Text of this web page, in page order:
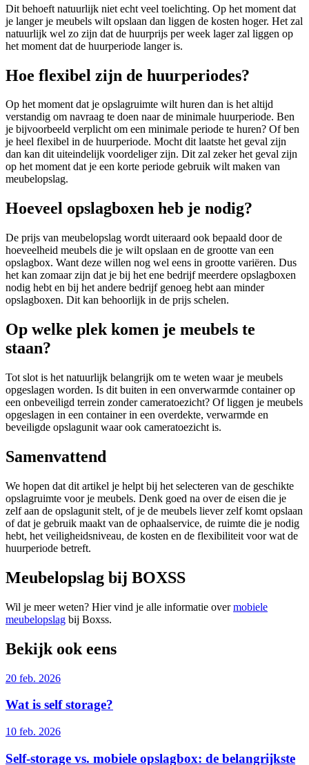
Dit behoeft natuurlijk niet echt veel toelichting. Op het moment dat
je langer je meubels wilt opslaan dan liggen de kosten hoger. Het zal
natuurlijk wel zo zijn dat de huurprijs per week lager zal liggen op
het moment dat de huurperiode langer is.
Hoe flexibel zijn de huurperiodes?
Op het moment dat je opslagruimte wilt huren dan is het altijd
verstandig om navraag te doen naar de minimale huurperiode. Ben
je bijvoorbeeld verplicht om een minimale periode te huren? Of ben
je heel flexibel in de huurperiode. Mocht dit laatste het geval zijn
dan kan dit uiteindelijk voordeliger zijn. Dit zal zeker het geval zijn
op het moment dat je een korte periode gebruik wilt maken van
meubelopslag.
Hoeveel opslagboxen heb je nodig?
De prijs van meubelopslag wordt uiteraard ook bepaald door de
hoeveelheid meubels die je wilt opslaan en de grootte van een
opslagbox. Want deze willen nog wel eens in grootte variëren. Dus
het kan zomaar zijn dat je bij het ene bedrijf meerdere opslagboxen
nodig hebt en bij het andere bedrijf genoeg hebt aan minder
opslagboxen. Dit kan behoorlijk in de prijs schelen.
Op welke plek komen je meubels te
staan?
Tot slot is het natuurlijk belangrijk om te weten waar je meubels
opgeslagen worden. Is dit buiten in een onverwarmde container op
een onbeveiligd terrein zonder cameratoezicht? Of liggen je meubels
opgeslagen in een container in een overdekte, verwarmde en
beveiligde opslagunit waar ook cameratoezicht is.
Samenvattend
We hopen dat dit artikel je helpt bij het selecteren van de geschikte
opslagruimte voor je meubels. Denk goed na over de eisen die je
zelf aan de opslagunit stelt, of je de meubels liever zelf komt opslaan
of dat je gebruik maakt van de ophaalservice, de ruimte die je nodig
hebt, het veiligheidsniveau, de kosten en de flexibiliteit voor wat de
huurperiode betreft.
Meubelopslag bij BOXSS
Wil je meer weten? Hier vind je alle informatie overmobiele
meubelopslag bij Boxss.
Bekijk ook eens
20 feb. 2026
Wat is self storage?
10 feb. 2026
Self-storage vs. mobiele opslagbox: de belangrijkste